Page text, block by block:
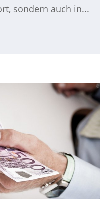
sondern auch in...